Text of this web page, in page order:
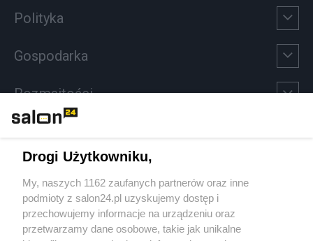
Polityka
Gospodarka
Rozmaitości
Sport
Społeczeństwo
Drogi Użytkowniku,
My, naszych 1162 zaufanych partnerów oraz inne
podmioty z salon24.pl uzyskujemy dostęp i
przechowujemy informacje na urządzeniu oraz
przetwarzamy dane osobowe, takie jak unikalne